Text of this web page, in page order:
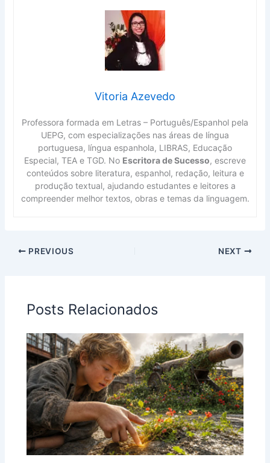
Vitoria Azevedo
Professora formada em Letras – Português/Espanhol pela
UEPG, com especializações nas áreas de língua
portuguesa, língua espanhola, LIBRAS, Educação
Especial, TEA e TGD. No Escritora de Sucesso, escreve
conteúdos sobre literatura, espanhol, redação, leitura e
produção textual, ajudando estudantes e leitores a
compreender melhor textos, obras e temas da linguagem.
PREVIOUS NEXT
Posts Relacionados